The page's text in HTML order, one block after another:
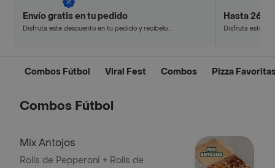
Envío gratis en tu pedido
Disfruta este descuento en tu pedido y recíbelo
Hasta 26%
Disfruta este
Combos Fútbol Viral Fest Combos Pizza
Combos Fútbol
Mix Antojos
Rolls de Pepperoni + Rolls de